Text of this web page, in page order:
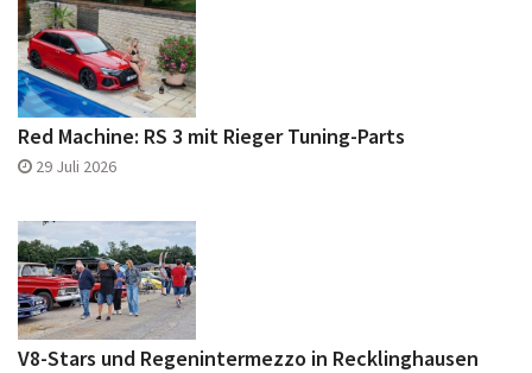
Red Machine: RS 3 mit Rieger Tuning-Parts
29 Juli 2026
V8-Stars und Regenintermezzo in Recklinghausen